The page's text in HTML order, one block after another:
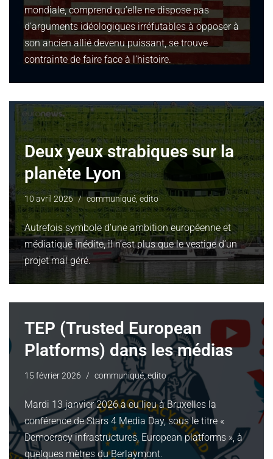
mondiale, comprend qu’elle ne dispose pas
d’arguments idéologiques irréfutables à opposer à
son ancien allié devenu puissant, se trouve
contrainte de faire face à l’histoire.
Deux yeux strabiques sur la
planète Lyon
10 avril 2026 communiqué, edito
Autrefois symbole d’une ambition européenne et
médiatique inédite, il n’est plus que le vestige d’un
projet mal géré.
TEP (Trusted European
Platforms) dans les médias
15 février 2026 communiqué,edito
Mardi 13 janvier 2026 a eu lieu à Bruxelles la
conférence de Stars 4 Media Day, sous le titre «
Democracy infrastructures, European platforms », à
quelques mètres du Berlaymont.